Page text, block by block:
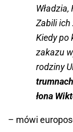
Zabili ich
Kiedy po
zakazu
rodziny
łona
– mówi